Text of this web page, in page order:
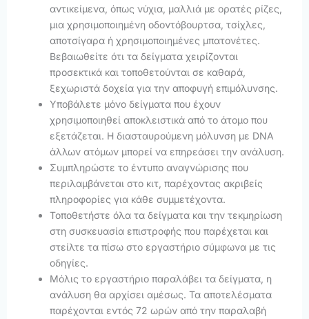
αντικείμενα, όπως νύχια, μαλλιά με ορατές ρίζες,
μια χρησιμοποιημένη οδοντόβουρτσα, τσίχλες,
αποτσίγαρα ή χρησιμοποιημένες μπατονέτες.
Βεβαιωθείτε ότι τα δείγματα χειρίζονται
προσεκτικά και τοποθετούνται σε καθαρά,
ξεχωριστά δοχεία για την αποφυγή επιμόλυνσης.
Υποβάλετε μόνο δείγματα που έχουν
χρησιμοποιηθεί αποκλειστικά από το άτομο που
εξετάζεται. Η διασταυρούμενη μόλυνση με DNA
άλλων ατόμων μπορεί να επηρεάσει την ανάλυση.
Συμπληρώστε το έντυπο αναγνώρισης που
περιλαμβάνεται στο κιτ, παρέχοντας ακριβείς
πληροφορίες για κάθε συμμετέχοντα.
Τοποθετήστε όλα τα δείγματα και την τεκμηρίωση
στη συσκευασία επιστροφής που παρέχεται και
στείλτε τα πίσω στο εργαστήριο σύμφωνα με τις
οδηγίες.
Μόλις το εργαστήριο παραλάβει τα δείγματα, η
ανάλυση θα αρχίσει αμέσως. Τα αποτελέσματα
παρέχονται εντός 72 ωρών από την παραλαβή